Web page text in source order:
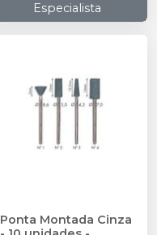
Especialista
Ponta Montada Cinza